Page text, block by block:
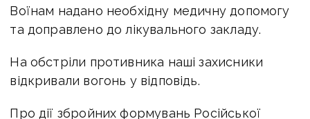
Воїнам надано необхідну медичну допомогу
та доправлено до лікувального закладу.
На обстріли противника наші захисники
відкривали вогонь у відповідь.
Про дії збройних формувань Російської